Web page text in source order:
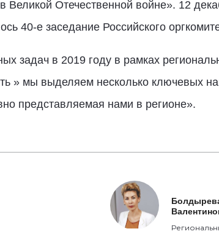
Отечественной войне». 12
40-е заседание Российского
задач в 2019 году в рамках
» мы выделяем несколько ключевых
представляемая нами в регионе».